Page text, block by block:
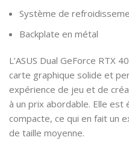
Système de
Backplate en métal
L’ASUS Dual GeForce RTX
carte graphique solide et
expérience de jeu et de
à un prix abordable. Elle
compacte, ce qui en fait un
de taille moyenne.